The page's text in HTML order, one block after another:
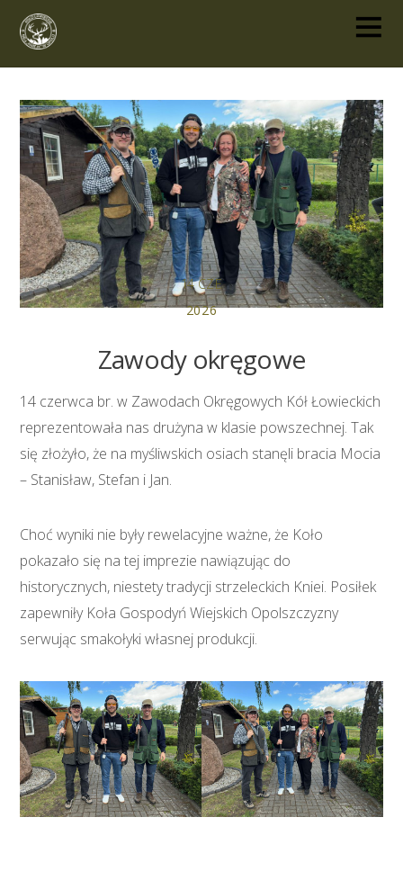
14 CZE
2026
Zawody okręgowe
14 czerwca br. w Zawodach Okręgowych Kół Łowieckich
reprezentowała nas drużyna w klasie powszechnej. Tak
się złożyło, że na myśliwskich osiach stanęli bracia Mocia
– Stanisław, Stefan i Jan.
Choć wyniki nie były rewelacyjne ważne, że Koło
pokazało się na tej imprezie nawiązując do
historycznych, niestety tradycji strzeleckich Kniei. Posiłek
zapewniły Koła Gospodyń Wiejskich Opolszczyzny
serwując smakołyki własnej produkcji.